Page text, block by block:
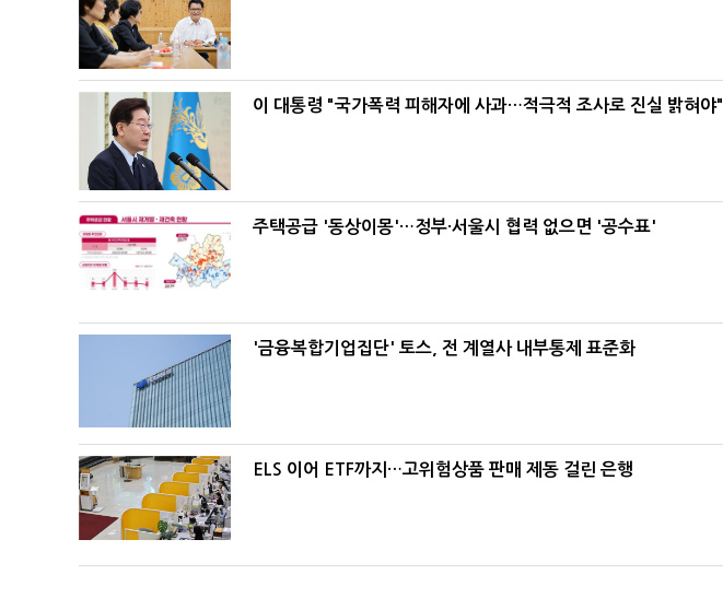
이 대통령 "국가폭력 피해자에 사과…적극적 조사로 진실 밝혀야"
주택공급 '동상이몽'…정부·서울시 협력 없으면 '공수표'
'금융복합기업집단' 토스, 전 계열사 내부통제 표준화
ELS 이어 ETF까지…고위험상품 판매 제동 걸린 은행